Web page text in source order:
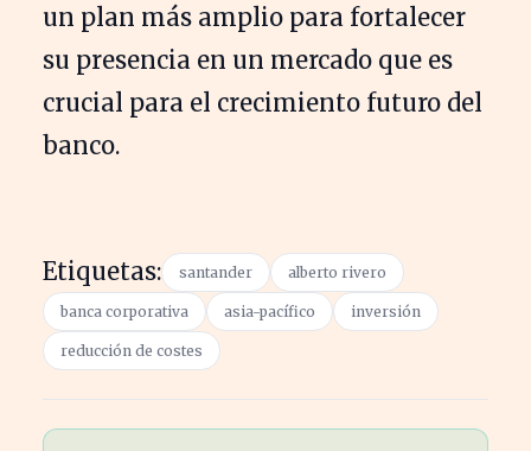
un plan más amplio para fortalecer
su presencia en un mercado que es
crucial para el crecimiento futuro del
banco.
Etiquetas: santander alberto rivero
banca corporativa asia-pacífico inversión
reducción de costes